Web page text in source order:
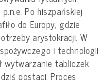
Po hiszpańskiej
do Europy, gdzie
arystokracji. W
i technologii
wytwarzanie tabliczek
postaci. Proces